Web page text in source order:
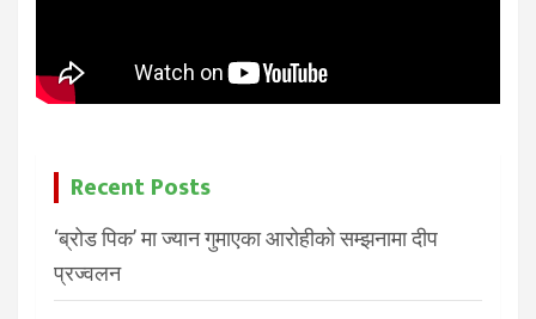
Recent Posts
‘ब्रोड पिक’ मा ज्यान गुमाएका आरोहीको सम्झनामा दीप
प्रज्वलन